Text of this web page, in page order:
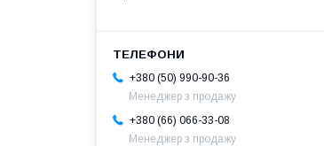
+380 (50) 990-90-36
Менеджер з продажу
+380 (66) 066-33-08
Менеджер з продажу